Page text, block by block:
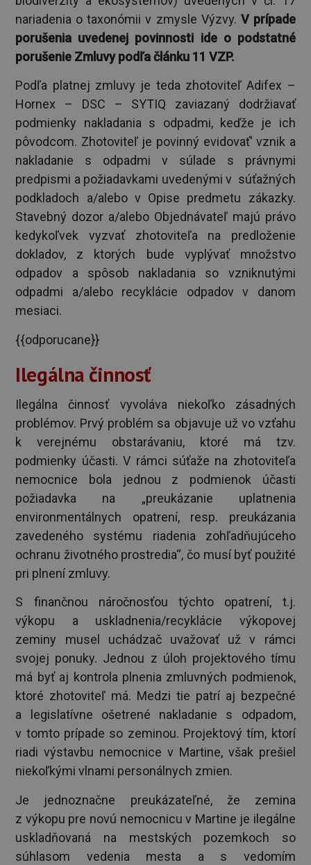
nariadenia o taxonómii v zmysle Výzvy. V prípade
porušenia uvedenej povinnosti ide o podstatné
porušenie Zmluvy podľa článku 11 VZP.
Podľa platnej zmluvy je teda zhotoviteľ Adifex –
Hornex – DSC – SYTIQ zaviazaný dodržiavať
podmienky nakladania s odpadmi, keďže je ich
pôvodcom. Zhotoviteľ je povinný evidovať' vznik a
nakladanie s odpadmi v súlade s právnymi
predpismi a požiadavkami uvedenými v súťažných
podkladoch a/alebo v Opise predmetu zákazky.
Stavebný dozor a/alebo Objednávateľ majú právo
kedykoľvek vyzvať zhotoviteľa na predloženie
dokladov, z ktorých bude vyplývať množstvo
odpadov a spôsob nakladania so vzniknutými
odpadmi a/alebo recyklácie odpadov v danom
mesiaci.
{{odporucane}}
Ilegálna činnosť
Ilegálna činnosť vyvoláva niekoľko zásadných
problémov. Prvý problém sa objavuje už vo vzťahu
k verejnému obstarávaniu, ktoré má tzv.
podmienky účasti. V rámci súťaže na zhotoviteľa
nemocnice bola jednou z podmienok účasti
požiadavka na „preukázanie uplatnenia
environmentálnych opatrení, resp. preukázania
zavedeného systému riadenia zohľadňujúceho
ochranu životného prostredia“, čo musí byť použité
pri plnení zmluvy.
S finančnou náročnosťou týchto opatrení, t.j.
výkopu a uskladnenia/recyklácie výkopovej
zeminy musel uchádzač uvažovať už v rámci
svojej ponuky. Jednou z úloh projektového tímu
má byť aj kontrola plnenia zmluvných podmienok,
ktoré zhotoviteľ má. Medzi tie patrí aj bezpečné
a legislatívne ošetrené nakladanie s odpadom,
v tomto prípade so zeminou. Projektový tím, ktorí
riadi výstavbu nemocnice v Martine, však prešiel
niekoľkými vlnami personálnych zmien.
Je jednoznačne preukázateľné, že zemina
z výkopu pre novú nemocnicu v Martine je ilegálne
uskladňovaná na mestských pozemkoch so
súhlasom vedenia mesta a s vedomím